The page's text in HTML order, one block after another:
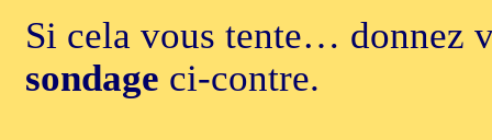
Si cela vous tente… donnez
sondage ci-contre.